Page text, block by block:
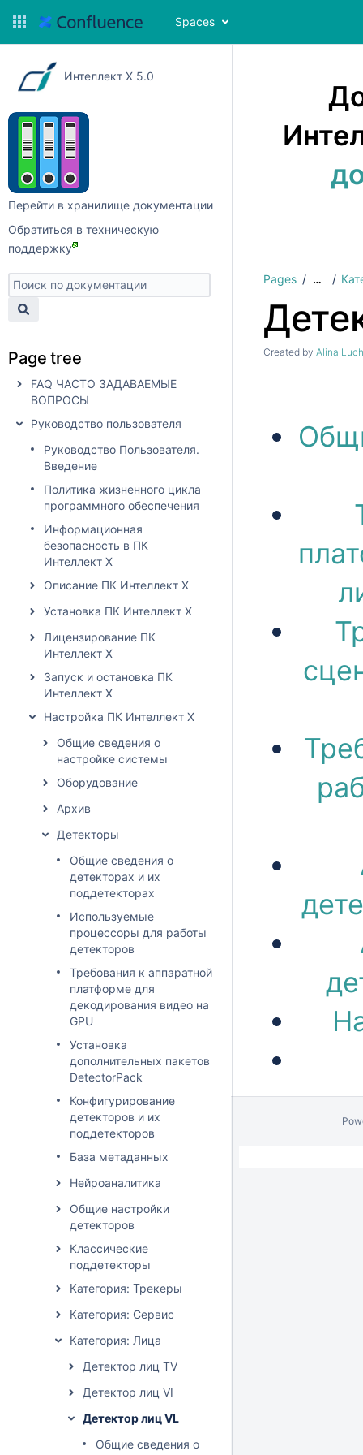
Spaces
Интеллект X 5.0
Перейти в хранилище документации
Обратиться в техническую
поддержку
Page tree
FAQ ЧАСТО ЗАДАВАЕМЫЕ
ВОПРОСЫ
Руководство пользователя
Руководство Пользователя.
Введение
Политика жизненного цикла
программного обеспечения
Информационная
безопасность в ПК
Интеллект X
Описание ПК Интеллект X
Установка ПК Интеллект X
Лицензирование ПК
Интеллект X
Запуск и остановка ПК
Интеллект X
Настройка ПК Интеллект X
Общие сведения о
настройке системы
Оборудование
Архив
Детекторы
Общие сведения о
детекторах и их
поддетекторах
Используемые
процессоры для работы
детекторов
Требования к аппаратной
платформе для
декодирования видео на
GPU
Установка
дополнительных пакетов
DetectorPack
Конфигурирование
детекторов и их
поддетекторов
База метаданных
Нейроаналитика
Общие настройки
детекторов
Классические
поддетекторы
Категория: Трекеры
Категория: Сервис
Категория: Лица
Детектор лиц TV
Детектор лиц VI
Детектор лиц VL
Общие сведения о
Pages …
Created by Alina